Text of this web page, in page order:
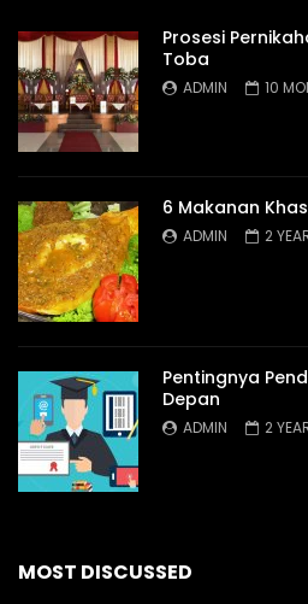
Prosesi
Toba
ADMIN 10
6 Makanan
ADMIN 2
Pentingnya
Depan
ADMIN 2
MOST DISCUSSED